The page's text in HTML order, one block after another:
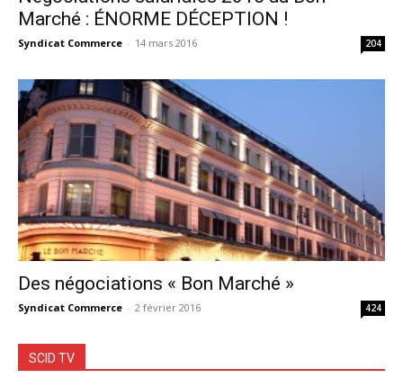
Marché : ÉNORME DÉCEPTION !
Syndicat Commerce - 14 mars 2016 204
Des négociations « Bon Marché »
Syndicat Commerce - 2 février 2016 424
SCID TV